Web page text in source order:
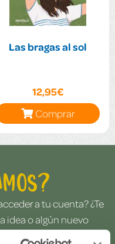
Las bragas al sol
12,95€
Comprar
a tu cuenta? ¿Te
idea o algún nuevo
y quieres saber si